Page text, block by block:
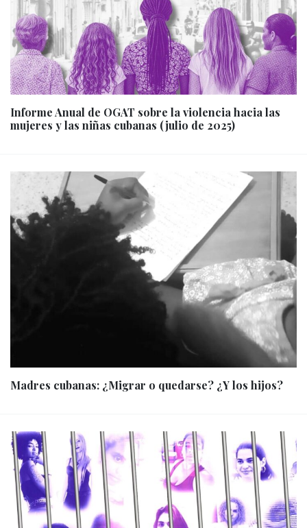
Informe Anual de OGAT sobre la violencia hacia las
mujeres y las niñas cubanas (julio de 2025)
Madres cubanas: ¿Migrar o quedarse? ¿Y los hijos?